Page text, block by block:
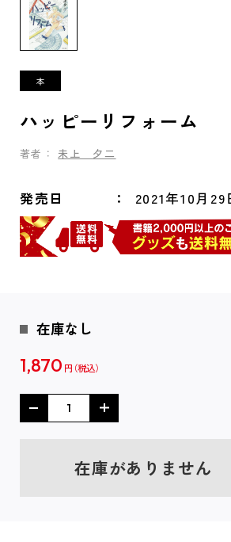
ハッピーリフォーム
著者： 未上 夕二
発売日 2021年10月29
在庫なし
1,870 円
在庫がありません